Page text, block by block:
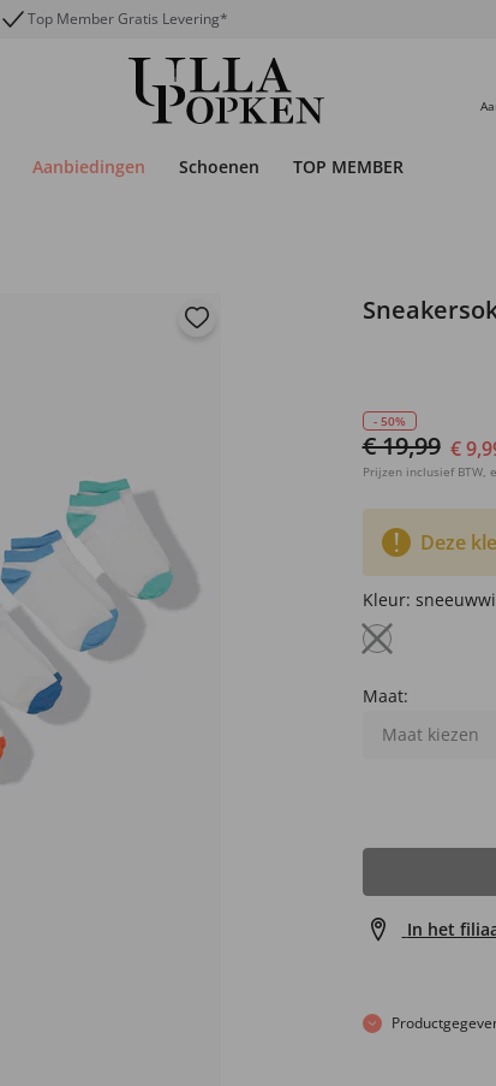
Top Member Gratis Levering*
Aanbiedingen Schoenen TOP MEMBER
- 50%
€ 19,99 €
Prijzen inclusief BTW,
Deze
Kleur:
Maat:
Maat kiezen
In het